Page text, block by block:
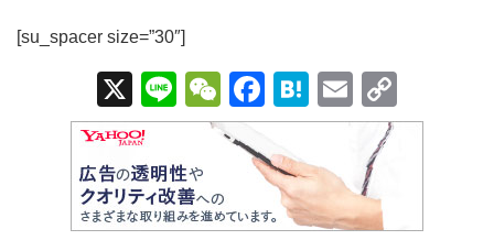
[su_spacer size=”30″]
X
Li
n
e
W
e
C
at
F
a
c
e
b
H
at
e
n
a
E
m
ail
o
Li